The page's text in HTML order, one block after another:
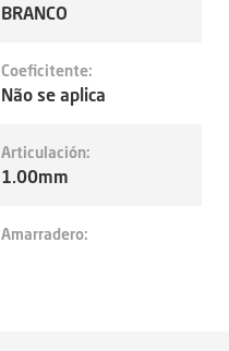
BRANCO
Coeficitente:
Não se aplica
Articulación:
1.00mm
Amarradero: